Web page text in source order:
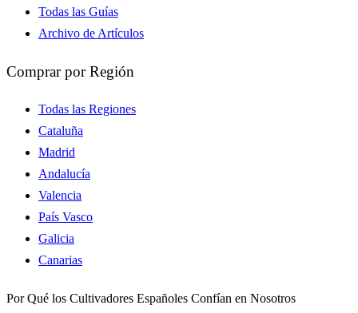
Todas las Guías
Archivo de Artículos
Comprar por Región
Todas las Regiones
Cataluña
Madrid
Andalucía
Valencia
País Vasco
Galicia
Canarias
Por Qué los Cultivadores Españoles Confían en Nosotros